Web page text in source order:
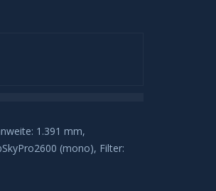
1.391 mm,
(mono), Filter: